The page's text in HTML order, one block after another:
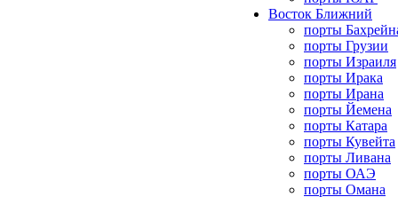
Восток Ближний
порты
порты Грузии
порты Израиля
порты Ирака
порты Ирана
порты Йемена
порты Катара
порты Кувейта
порты Ливана
порты ОАЭ
порты Омана